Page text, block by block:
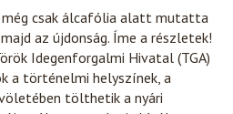
még csak álcafólia alatt mutatta
az újdonság. Íme a részletek!
Idegenforgalmi Hivatal (TGA)
a történelmi helyszínek, a
tölthetik a nyári